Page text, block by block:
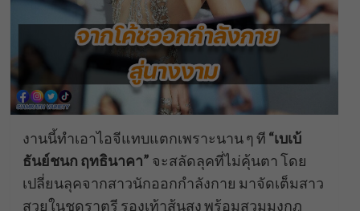
งานนี้ทำเอาไอจีแทบแตกเพราะนาน ๆ ที “เบเบ้
ธันย์ชนก ฤทธินาคา” จะสลัดลุคที่ไม่คุ้นตา โดย
เปลี่ยนลุคจากสาวนักออกกำลังกาย มาจัดเต็มสาว
สวยในชุดราตรี รองเท้าส้นสูง พร้อมสวมมงกุฎ